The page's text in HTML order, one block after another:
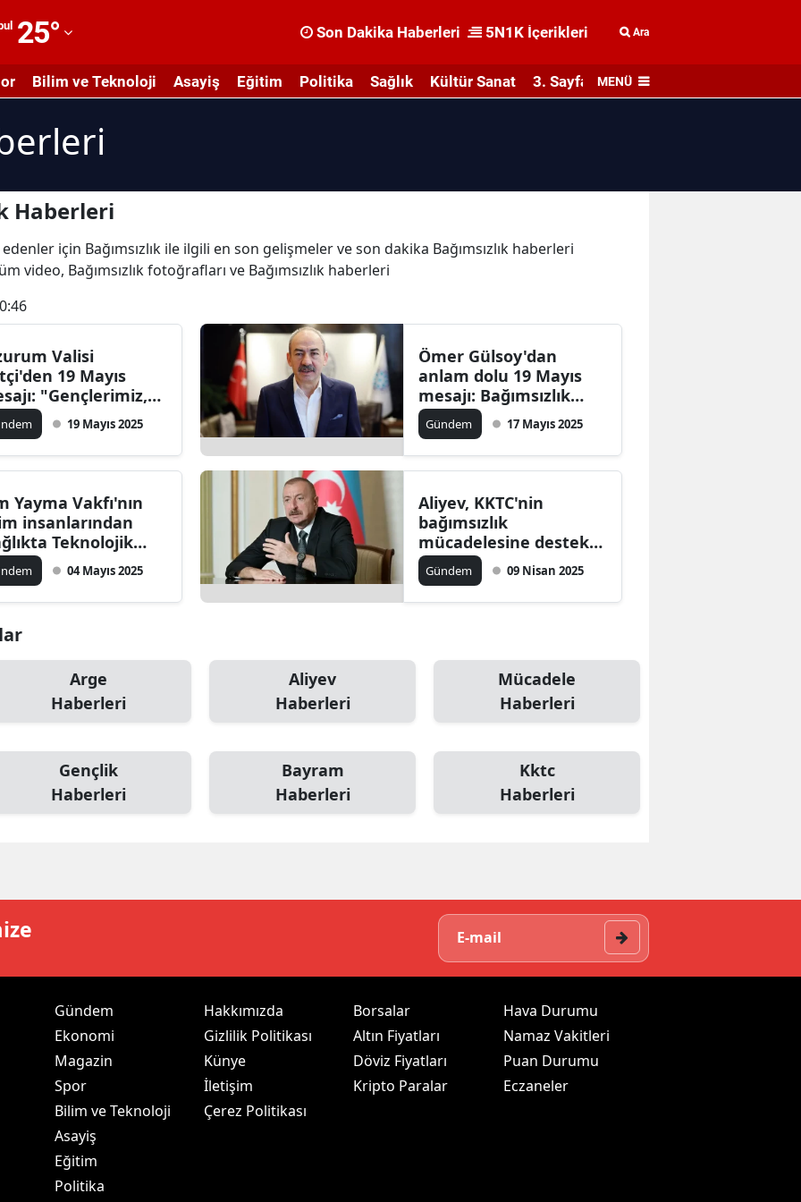
25° Son Dakika Haberleri 5N1K İçerikleri Ara
Bilim ve Teknoloji Asayiş Eğitim Politika Sağlık Kültür Sanat 3. Sayfa MENÜ
Haberleri
için Bağımsızlık ile ilgili en son gelişmeler ve son dakika Bağımsızlık haberleri
video, Bağımsızlık fotoğrafları ve Bağımsızlık haberleri
Valisi
19 Mayıs
"Gençlerimiz,
aydınlık
19 Mayıs 2025
Ömer Gülsoy'dan
anlam dolu 19 Mayıs
mesajı: Bağımsızlık
mücadelesinin
başlangıcı
Gündem 17 Mayıs 2025
Yayma Vakfı'nın
insanlarından
Teknolojik
bildirisi: Yerli
ve AR-GE çağrısı
04 Mayıs 2025
Aliyev, KKTC'nin
bağımsızlık
mücadelesine destek
vereceğiz
Gündem 09 Nisan 2025
Arge
Haberleri
Aliyev
Haberleri
Mücadele
Haberleri
Gençlik
Haberleri
Bayram
Haberleri
Kktc
Haberleri
Gündem
Ekonomi
Magazin
Spor
Bilim ve Teknoloji
Asayiş
Eğitim
Politika
Hakkımızda
Gizlilik Politikası
Künye
İletişim
Çerez Politikası
Borsalar
Altın Fiyatları
Döviz Fiyatları
Kripto Paralar
Hava Durumu
Namaz Vakitleri
Puan Durumu
Eczaneler